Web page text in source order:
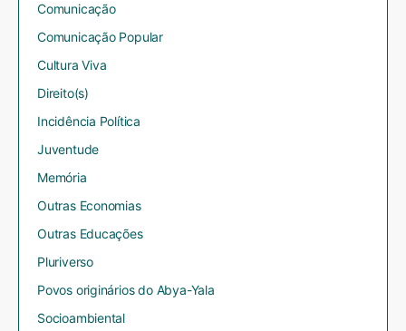
Comunicação
Comunicação Popular
Cultura Viva
Direito(s)
Incidência Política
Juventude
Memória
Outras Economias
Outras Educações
Pluriverso
Povos originários do Abya-Yala
Socioambiental